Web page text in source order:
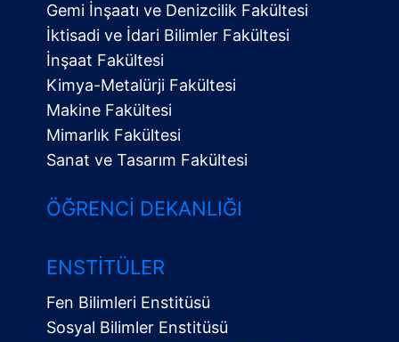
Gemi İnşaatı ve Denizcilik Fakültesi
İktisadi ve İdari Bilimler Fakültesi
İnşaat Fakültesi
Kimya-Metalürji Fakültesi
Makine Fakültesi
Mimarlık Fakültesi
Sanat ve Tasarım Fakültesi
ÖĞRENCI DEKANLIĞI
ENSTITÜLER
Fen Bilimleri Enstitüsü
Sosyal Bilimler Enstitüsü